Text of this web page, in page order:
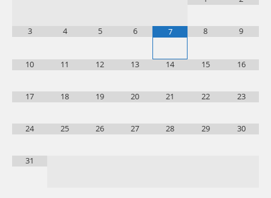
3 4 5 6 7 8 9
10 11 12 13 14 15 16
17 18 19 20 21 22 23
24 25 26 27 28 29 30
31